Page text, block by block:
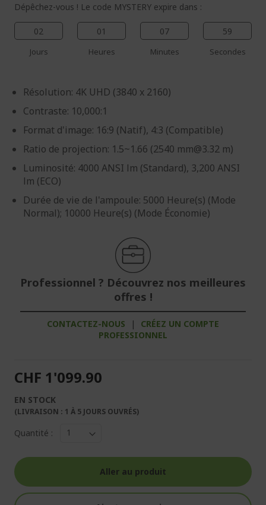
Dépêchez-vous ! Le code MYSTERY expire dans :
02
Jours
01
Heures
07
Minutes
59
Secondes
Résolution: 4K UHD (3840 x 2160)
Contraste: 10,000:1
Format d'image: 16:9 (Natif), 4:3 (Compatible)
Ratio de projection: 1.5~1.66 (2540 mm@3.32 m)
Luminosité: 4000 ANSI lm (Standard), 3,200 ANSI
lm (ECO)
Durée de vie de l'ampoule: 5000 Heure(s) (Mode
Normal); 10000 Heure(s) (Mode Économie)
Professionnel ? Découvrez nos meilleures
offres !
CONTACTEZ-NOUS |
CRÉEZ UN COMPTE
PROFESSIONNEL
CHF 1'099.90
EN STOCK
(LIVRAISON : 1 À 5 JOURS OUVRÉS)
Quantité :
Aller au produit